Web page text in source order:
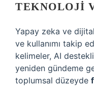
TEKNOLOJI
Yapay zeka ve
ve kullanımı takip
kelimeler, AI
yeniden gündeme
toplumsal düzeyde